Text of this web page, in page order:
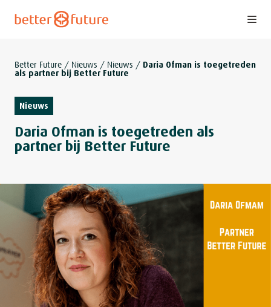
Better Future / Nieuws / Nieuws / Daria Ofman is toegetreden
als partner bij Better Future
Nieuws
Daria Ofman is toegetreden als
partner bij Better Future